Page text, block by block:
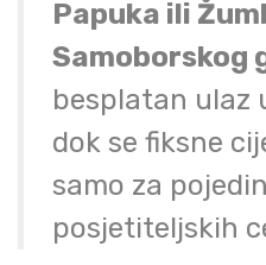
Papuka ili
Samoborskog
besplatan ulaz
dok se fiksne
samo za
posjetiteljskih